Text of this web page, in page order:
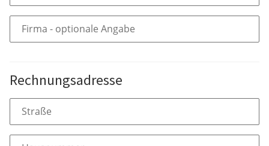
Firma - optionale Angabe
Rechnungsadresse
Straße